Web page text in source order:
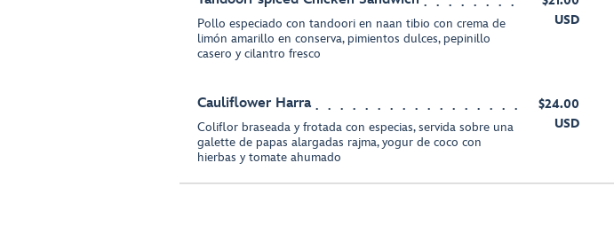
Pollo especiado con tandoori en naan tibio con crema de
limón amarillo en conserva, pimientos dulces, pepinillo
casero y cilantro fresco
USD
Cauliflower Harra
Coliflor braseada y frotada con especias, servida sobre una
galette de papas alargadas rajma, yogur de coco con
hierbas y tomate ahumado
$24.00
USD